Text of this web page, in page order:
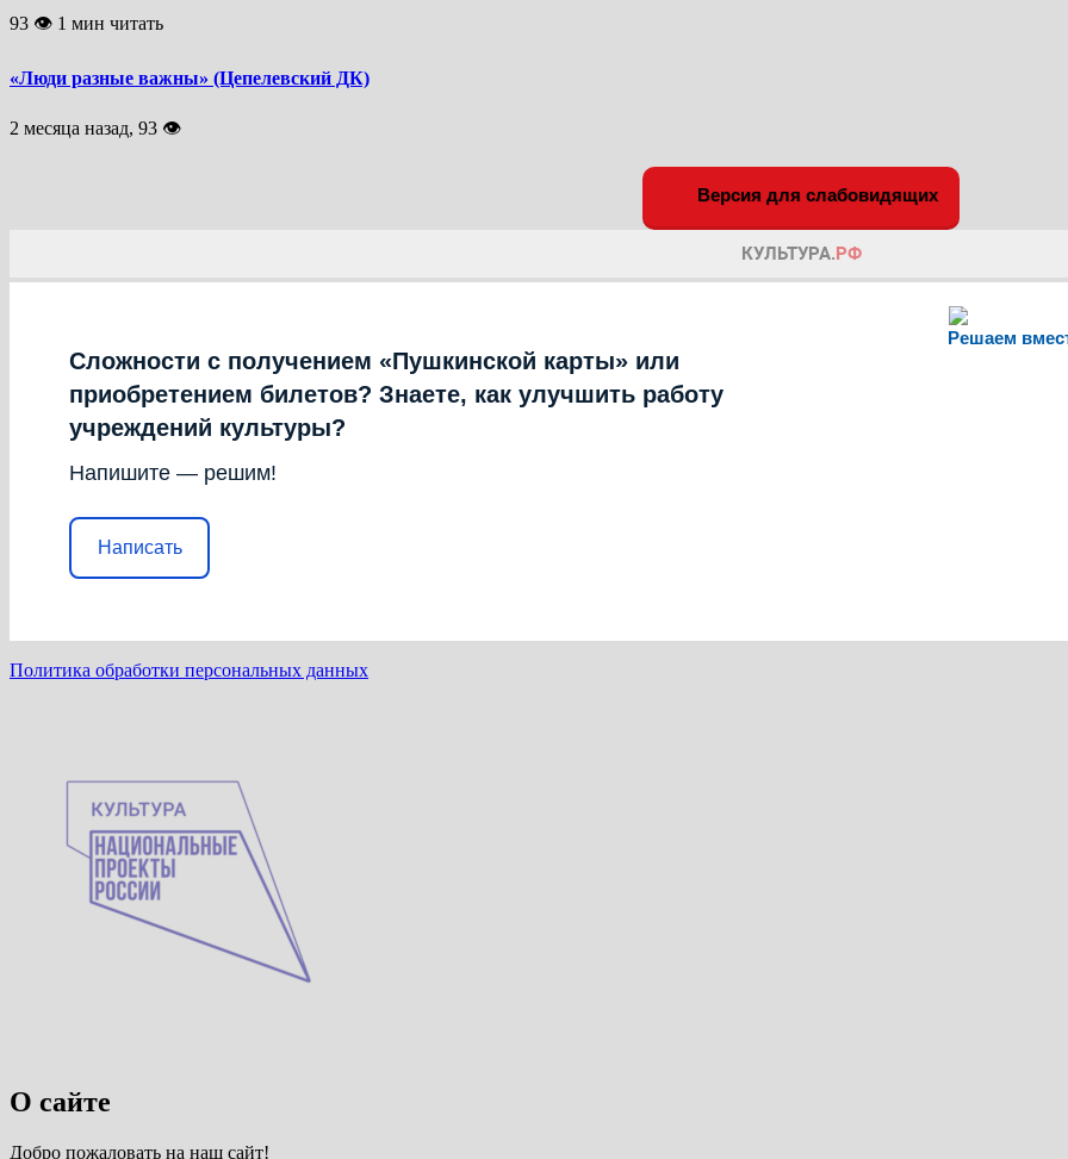
93 👁 1 мин читать
«Люди разные важны» (Цепелевский ДК)
2 месяца назад, 93 👁
Версия для слабовидящих
Решаем
Сложности с получением «Пушкинской карты» или
приобретением билетов? Знаете, как улучшить работу
учреждений культуры?
Напишите — решим!
Написать
Политика обработки персональных данных
О сайте
Добро пожаловать на наш сайт!